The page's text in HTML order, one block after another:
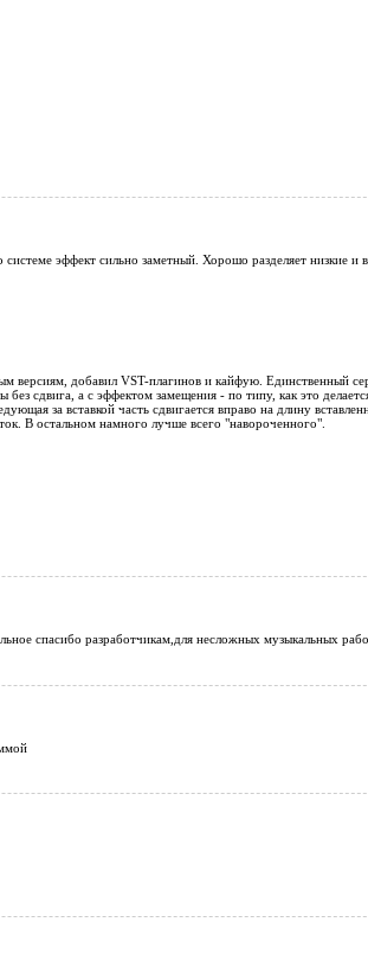
эффект сильно заметный. Хорошо разделяет низкие и
добавил VST-плагинов и кайфую. Единственный
сдвига, а с эффектом замещения - по типу, как это
за вставкой часть сдвигается вправо на длину
В остальном намного лучше всего "навороченного".
спасибо разработчикам,для несложных музыкальных